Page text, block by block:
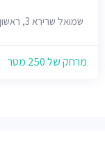
שמואל שרירא 3, ראשון לציון
מרחק של 250 מטר